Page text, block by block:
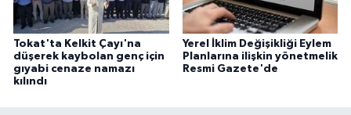
Tokat'ta Kelkit Çayı'na
düşerek kaybolan genç için
gıyabi cenaze namazı
kılındı
Yerel İklim Değişikliği Eylem
Planlarına ilişkin yönetmelik
Resmi Gazete'de